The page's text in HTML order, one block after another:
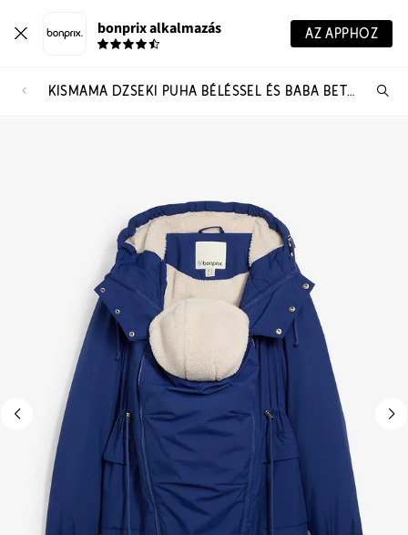
bonprix alkalmazás AZ APPHOZ
KISMAMA DZSEKI PUHA BÉLÉSSEL ÉS BABA BETÉTTEL